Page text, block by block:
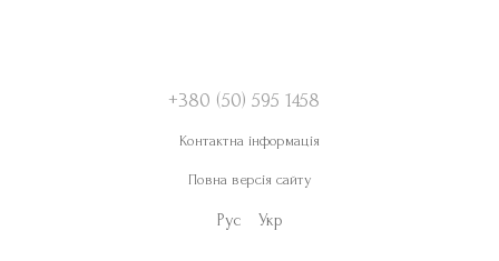
+380 (50) 595 1458
Контактна інформація
Повна версія сайту
Рус Укр